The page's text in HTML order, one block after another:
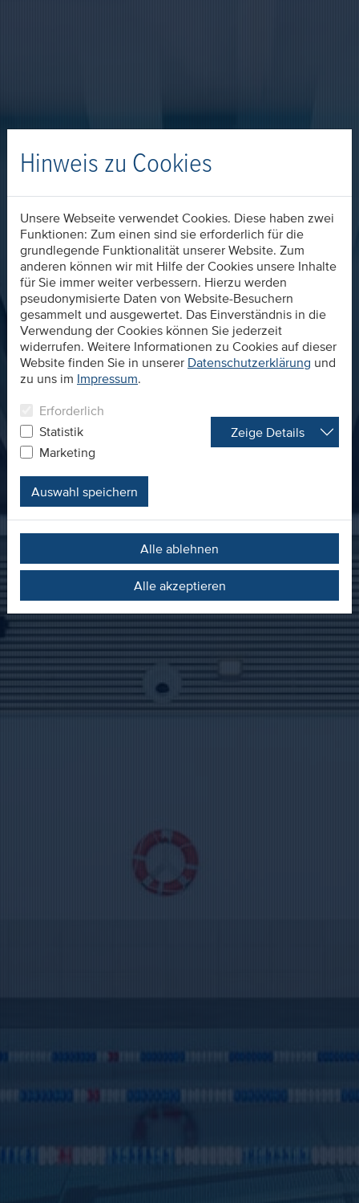
Hinweis zu Cookies
Unsere Webseite verwendet Cookies. Diese haben zwei
Funktionen: Zum einen sind sie erforderlich für die
grundlegende Funktionalität unserer Website. Zum
anderen können wir mit Hilfe der Cookies unsere Inhalte
für Sie immer weiter verbessern. Hierzu werden
pseudonymisierte Daten von Website-Besuchern
gesammelt und ausgewertet. Das Einverständnis in die
Verwendung der Cookies können Sie jederzeit
widerrufen. Weitere Informationen zu Cookies auf dieser
Website finden Sie in unserer Datenschutzerklärung und
zu uns im Impressum.
Erforderlich
Statistik
Marketing
Zeige Details
Auswahl speichern
Alle ablehnen
Alle akzeptieren